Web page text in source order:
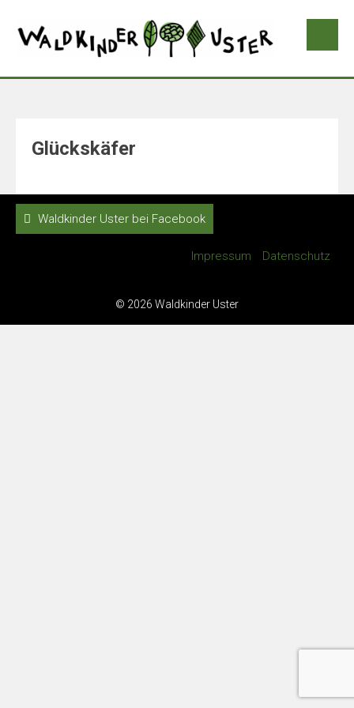
Glückskäfer
Waldkinder Uster bei Facebook
Impressum Datenschutz
© 2026 Waldkinder Uster